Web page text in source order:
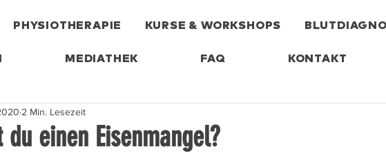
PHYSIOTHERAPIE KURSE & WORKSHOPS
MEDIATHEK FAQ KONTAKT
du einen Eisenmangel?
2 Min. Lesezeit